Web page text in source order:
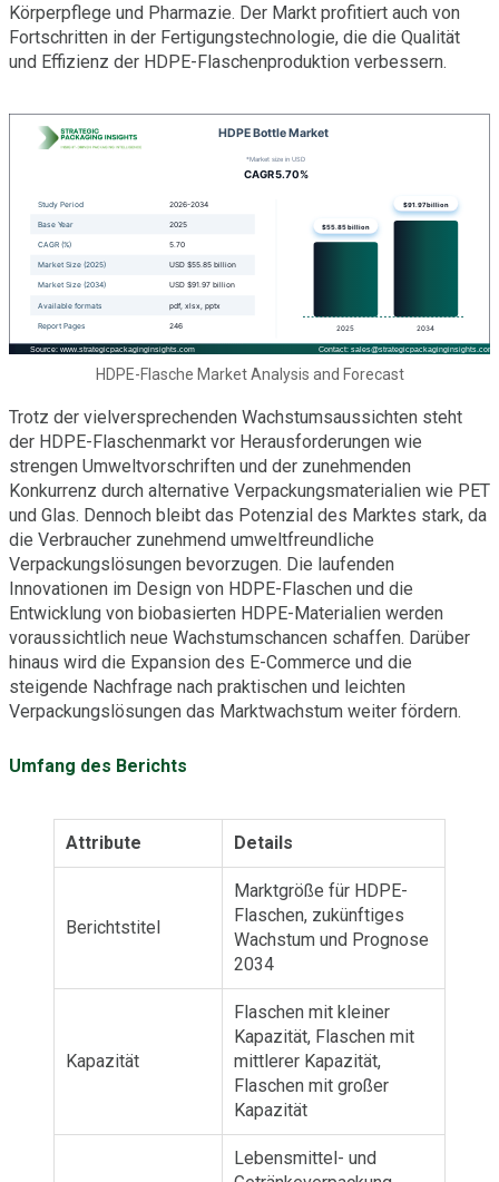
Körperpflege und Pharmazie. Der Markt profitiert auch von
Fortschritten in der Fertigungstechnologie, die die Qualität
und Effizienz der HDPE-Flaschenproduktion verbessern.
HDPE-Flasche Market Analysis and Forecast
Trotz der vielversprechenden Wachstumsaussichten steht
der HDPE-Flaschenmarkt vor Herausforderungen wie
strengen Umweltvorschriften und der zunehmenden
Konkurrenz durch alternative Verpackungsmaterialien wie PET
und Glas. Dennoch bleibt das Potenzial des Marktes stark, da
die Verbraucher zunehmend umweltfreundliche
Verpackungslösungen bevorzugen. Die laufenden
Innovationen im Design von HDPE-Flaschen und die
Entwicklung von biobasierten HDPE-Materialien werden
voraussichtlich neue Wachstumschancen schaffen. Darüber
hinaus wird die Expansion des E-Commerce und die
steigende Nachfrage nach praktischen und leichten
Verpackungslösungen das Marktwachstum weiter fördern.
Umfang des Berichts
Attribute Details
Berichtstitel
Marktgröße für HDPE-
Flaschen, zukünftiges
Wachstum und Prognose
2034
Kapazität
Flaschen mit kleiner
Kapazität, Flaschen mit
mittlerer Kapazität,
Flaschen mit großer
Kapazität
Lebensmittel- und